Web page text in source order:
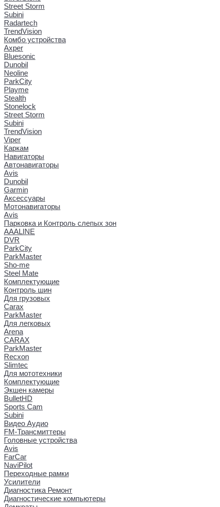
Street Storm
Subini
Radartech
TrendVision
Комбо устройства
Axper
Bluesonic
Dunobil
Neoline
ParkCity
Playme
Stealth
Stonelock
Street Storm
Subini
TrendVision
Viper
Каркам
Навигаторы
Автонавигаторы
Avis
Dunobil
Garmin
Аксессуары
Мотонавигаторы
Avis
Парковка и Контроль слепых зон
AAALINE
DVR
ParkCity
ParkMaster
Sho-me
Steel Mate
Комплектующие
Контроль шин
Для грузовых
Carax
ParkMaster
Для легковых
Arena
CARAX
ParkMaster
Recxon
Slimtec
Для мототехники
Комплектующие
Экшен камеры
BulletHD
Sports Cam
Subini
Видео Аудио
FM-Трансмиттеры
Головные устройства
Avis
FarCar
NaviPilot
Переходные рамки
Усилители
Диагностика Ремонт
Диагностические компьютеры